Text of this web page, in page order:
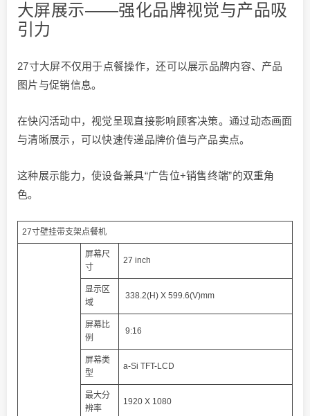
大屏展示——强化品牌视觉与产品吸
引力
27寸大屏不仅用于点餐操作，还可以展示品牌内容、产品
图片与促销信息。
在快闪活动中，视觉呈现直接影响顾客决策。通过动态画面
与清晰展示，可以快速传递品牌价值与产品卖点。
这种展示能力，使设备兼具“广告位+销售终端”的双重角
色。
27寸壁挂带支架点餐机
屏幕尺
寸
27 inch
显示区
域
338.2(H) X 599.6(V)mm
屏幕比
例
9:16
屏幕类
型
a-Si TFT-LCD
最大分
辨率
1920 X 1080